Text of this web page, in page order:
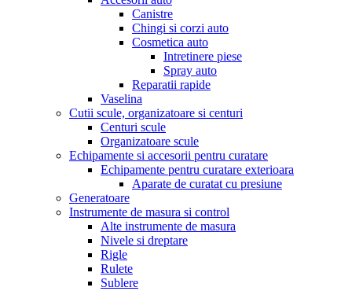
Canistre
Chingi si corzi auto
Cosmetica auto
Intretinere piese
Spray auto
Reparatii rapide
Vaselina
Cutii scule, organizatoare si centuri
Centuri scule
Organizatoare scule
Echipamente si accesorii pentru curatare
Echipamente pentru curatare exterioara
Aparate de curatat cu presiune
Generatoare
Instrumente de masura si control
Alte instrumente de masura
Nivele si dreptare
Rigle
Rulete
Sublere